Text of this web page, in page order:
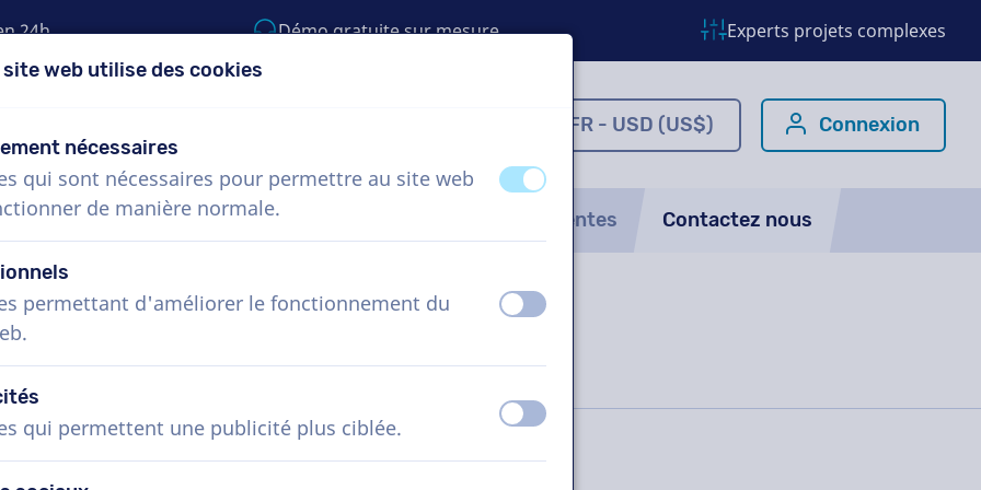
24h Démo gratuite sur mesure Experts projets complexes
FR - USD (US$) Connexion
Menu
Procédure Services Nouvelles Questions fréquentes Contactez nous
web utilise des cookies
nécessaires
qui sont nécessaires pour permettre au site web
de manière normale.
éteintactivé
permettant d'améliorer le fonctionnement du
éteintactivé
qui permettent une publicité plus ciblée. éteintactivé